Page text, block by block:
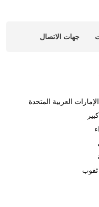
جهات الاتصال
الإمارات العربية المتحدة
ثقوب